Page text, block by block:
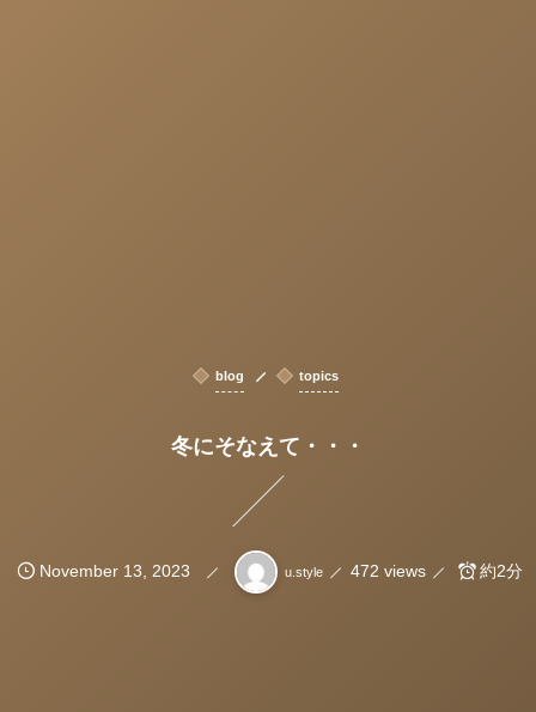
blog topics
冬にそなえて・・・
November 13 2023 u.style 472 views 約2分